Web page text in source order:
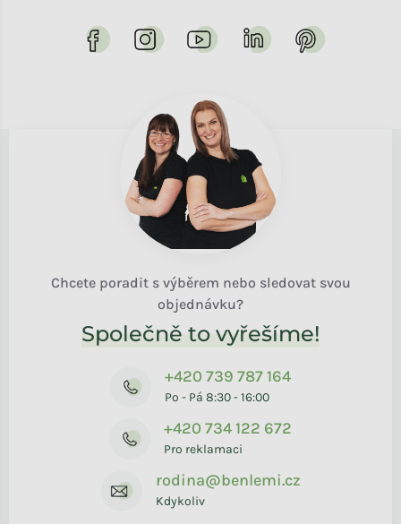
Chcete poradit s výběrem nebo sledovat svou
objednávku?
Společně to vyřešíme!
+420 739 787 164
Po - Pá 8:30 - 16:00
+420 734 122 672
Pro reklamaci
rodina@benlemi.cz
Kdykoliv